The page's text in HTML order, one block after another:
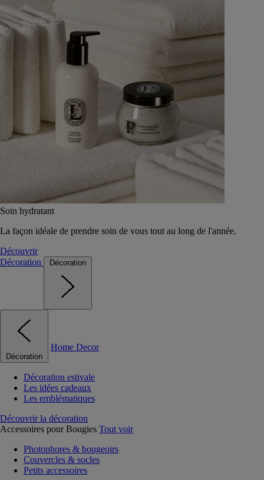
Soin hydratant
La façon idéale de prendre soin de vous tout au long de l'année.
Découvrir
Décoration
Décoration
Décoration
Home Decor
Décoration estivale
Les idées cadeaux
Les emblématiques
Découvrir la décoration
Accessoires pour Bougies Tout voir
Photophores & bougeoirs
Couvercles & socles
Petits accessoires